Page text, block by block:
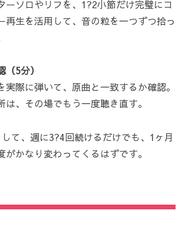
ーソロやリフを、1?2小節だけ完璧にコ
再生を活用して、音の粒を一つずつ拾っ
5分）
実際に弾いて、原曲と一致するか確認。
は、その場でもう一度聴き直す。
て、週に3?4回続けるだけでも、1ヶ月
がかなり変わってくるはずです。